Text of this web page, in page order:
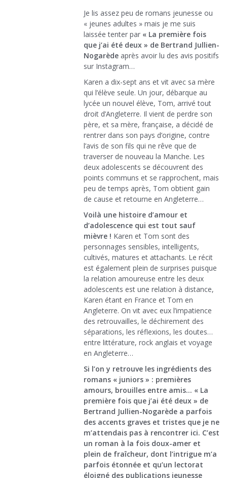
Je lis assez peu de romans jeunesse ou
« jeunes adultes » mais je me suis
laissée tenter par « La première fois
que j’ai été deux » de Bertrand Jullien-
Nogarède après avoir lu des avis positifs
sur Instagram…
Karen a dix-sept ans et vit avec sa mère
qui l’élève seule. Un jour, débarque au
lycée un nouvel élève, Tom, arrivé tout
droit d’Angleterre. Il vient de perdre son
père, et sa mère, française, a décidé de
rentrer dans son pays d’origine, contre
l’avis de son fils qui ne rêve que de
traverser de nouveau la Manche. Les
deux adolescents se découvrent des
points communs et se rapprochent, mais
peu de temps après, Tom obtient gain
de cause et retourne en Angleterre…
Voilà une histoire d’amour et
d’adolescence qui est tout sauf
mièvre ! Karen et Tom sont des
personnages sensibles, intelligents,
cultivés, matures et attachants. Le récit
est également plein de surprises puisque
la relation amoureuse entre les deux
adolescents est une relation à distance,
Karen étant en France et Tom en
Angleterre. On vit avec eux l’impatience
des retrouvailles, le déchirement des
séparations, les réflexions, les doutes…
entre littérature, rock anglais et voyage
en Angleterre…
Si l’on y retrouve les ingrédients des
romans « juniors » : premières
amours, brouilles entre amis… « La
première fois que j’ai été deux » de
Bertrand Jullien-Nogarède a parfois
des accents graves et tristes que je ne
m’attendais pas à rencontrer ici. C’est
un roman à la fois doux-amer et
plein de fraîcheur, dont l’intrigue m’a
parfois étonnée et qu’un lectorat
éloigné des publications jeunesse